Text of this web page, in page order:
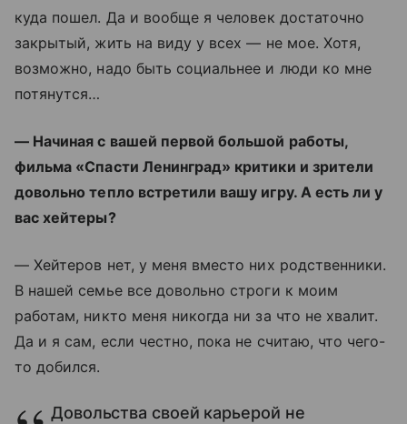
куда пошел. Да и вообще я человек достаточно
закрытый, жить на виду у всех — не мое. Хотя,
возможно, надо быть социальнее и люди ко мне
потянутся…
— Начиная с вашей первой большой работы,
фильма «Спасти Ленинград» критики и зрители
довольно тепло встретили вашу игру. А есть ли у
вас хейтеры?
— Хейтеров нет, у меня вместо них родственники.
В нашей семье все довольно строги к моим
работам, никто меня никогда ни за что не хвалит.
Да и я сам, если честно, пока не считаю, что чего-
то добился.
Довольства своей карьерой не